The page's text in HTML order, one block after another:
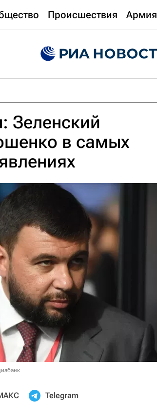
Происшествия Армия
Зеленский
в самых
Telegram